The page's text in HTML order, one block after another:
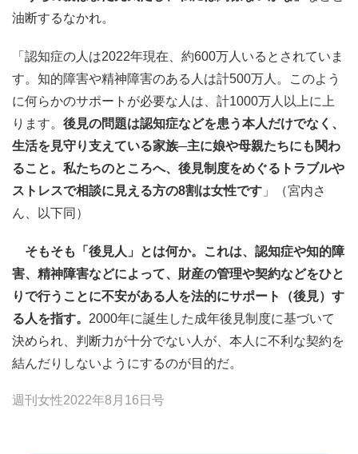
油断するなかれ。
「認知症の人は2022年現在、約600万人いるとされていま
す。知的障害や精神障害のある人は計500万人。このよう
に何らかのサポートが必要な人は、計1000万人以上に上
ります。 後見の問題は認知症などを患う本人だけでなく、
生活を見守り支えている家族─主に娘や母親たちにも関わ
ること。私たちのところへ、後見制度をめぐるトラブルや
ストレスで相談に見える方の8割は女性です 」（宮内さ
ん、以下同）
そもそも「後見人」とは何か。これは、認知症や知的障
害、精神障害などによって、財産の管理や契約などをひと
りで行うことに不安がある人を法的にサポート（後見）す
る人を指す。 2000年に誕生した成年後見制度に基づいて
決められ、判断力が十分でない人が、本人に不利な契約を
結んだりしないようにするのが目的だ。
週刊女性2022年8月16日号